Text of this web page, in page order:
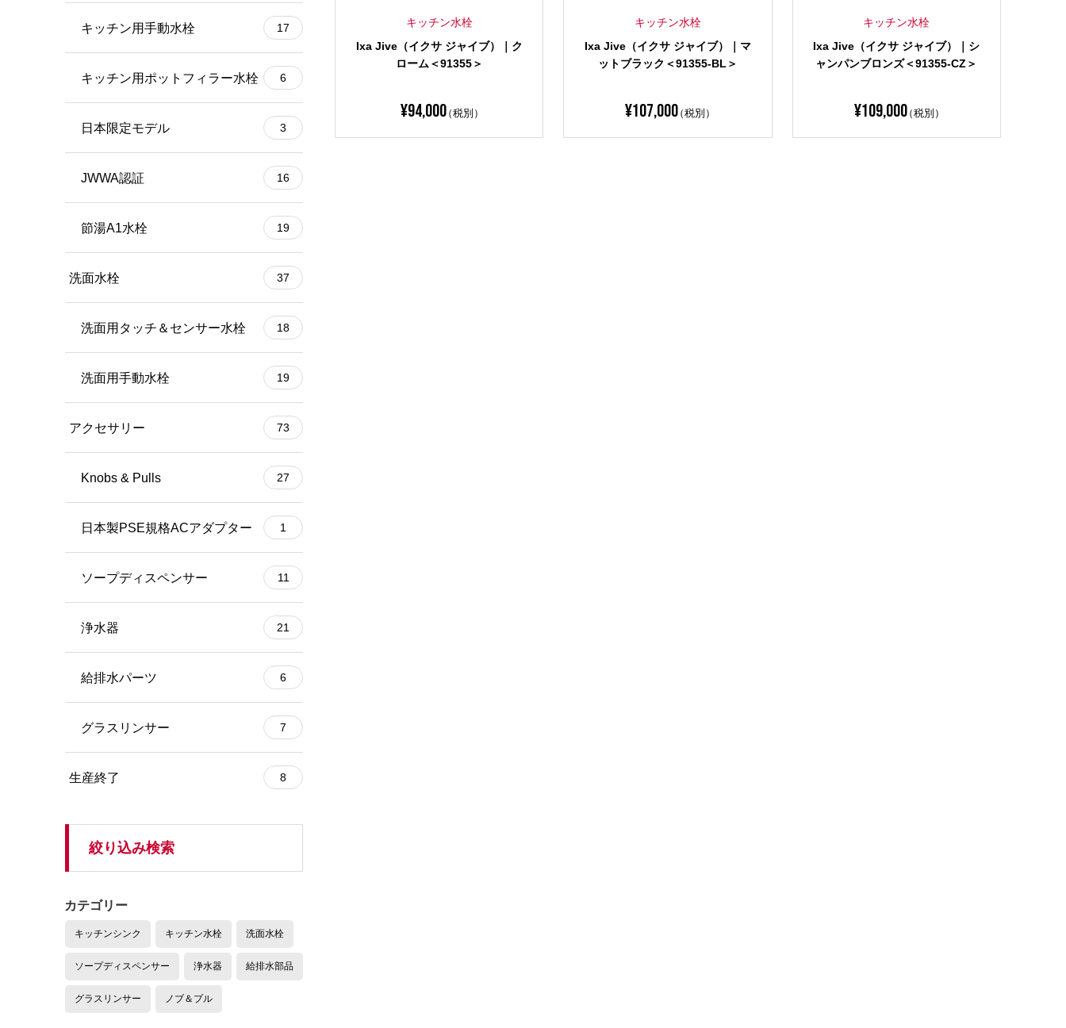
キッチン水栓
Ixa Jive（イクサ ジャイブ）｜ク
ローム＜91355＞
¥94,000（税別）
キッチン水栓
Ixa Jive（イクサ ジャイブ）｜マ
ットブラック＜91355-BL＞
¥107,000（税別）
キッチン水栓
Ixa Jive（イクサ ジャイブ）｜シ
ャンパンブロンズ＜91355-CZ＞
¥109,000（税別）
キッチン用手動水栓 17
キッチン用ポットフィラー水栓 6
日本限定モデル 3
JWWA認証 16
節湯A1水栓 19
洗面水栓 37
洗面用タッチ＆センサー水栓 18
洗面用手動水栓 19
アクセサリー 73
Knobs & Pulls 27
日本製PSE規格ACアダプター 1
ソープディスペンサー 11
浄水器 21
給排水パーツ 6
グラスリンサー 7
生産終了 8
絞り込み検索
カテゴリー
キッチンシンク キッチン水栓 洗面水栓
ソープディスペンサー 浄水器 給排水部品
グラスリンサー ノブ＆プル